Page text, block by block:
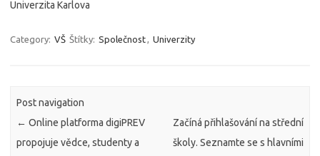
Univerzita Karlova
Category: VŠ Štítky: Společnost, Univerzity
Post navigation
← Online platforma digiPREV
propojuje vědce, studenty a
Začíná přihlašování na střední
školy. Seznamte se s hlavními